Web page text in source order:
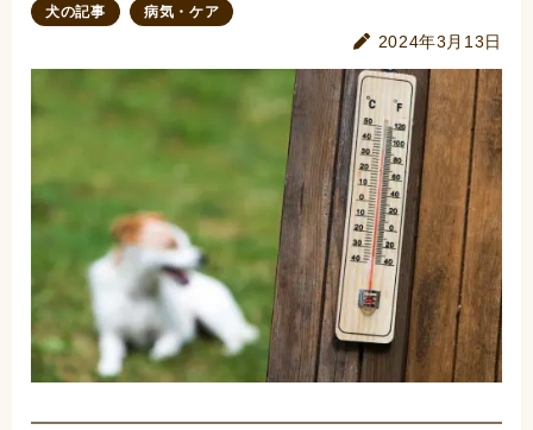
寄付活動
犬の記事 病気・ケア
2024年3月13日